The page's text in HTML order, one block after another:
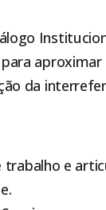
da
e